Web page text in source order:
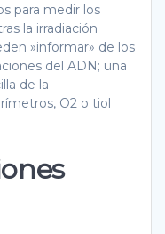
para medir los
la irradiación
»informar» de los
del ADN; una
de la
O2 o tiol